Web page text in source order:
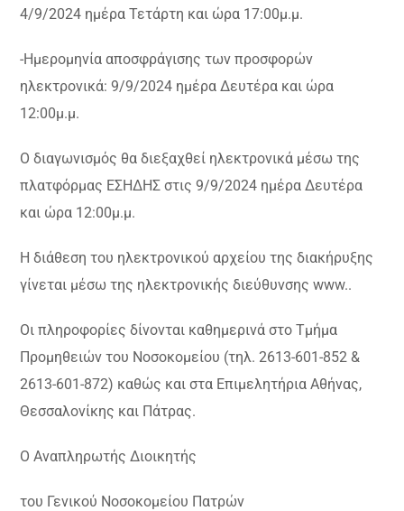
4/9/2024 ημέρα Τετάρτη και ώρα 17:00μ.μ.
-Ημερομηνία αποσφράγισης των προσφορών
ηλεκτρονικά: 9/9/2024 ημέρα Δευτέρα και ώρα
12:00μ.μ.
Ο διαγωνισμός θα διεξαχθεί ηλεκτρονικά μέσω της
πλατφόρμας ΕΣΗΔΗΣ στις 9/9/2024 ημέρα Δευτέρα
και ώρα 12:00μ.μ.
Η διάθεση του ηλεκτρονικού αρχείου της διακήρυξης
γίνεται μέσω της ηλεκτρονικής διεύθυνσης www..
Οι πληροφορίες δίνονται καθημερινά στο Τμήμα
Προμηθειών του Νοσοκομείου (τηλ. 2613-601-852 &
2613-601-872) καθώς και στα Επιμελητήρια Αθήνας,
Θεσσαλονίκης και Πάτρας.
Ο Αναπληρωτής Διοικητής
του Γενικού Νοσοκομείου Πατρών